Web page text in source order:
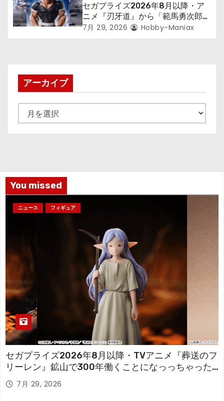
セガプライズ2026年8月以降・ア
ニメ『刃牙道』から「範馬勇次郎」
が登場ッッ!!
7月 29, 2026 Hobby-Maniax
アーカイブ
ー
You missed
ニュース フィギュア
セガプライズ2026年8月以降・TVアニメ『葬送のフ
リーレン』鉱山で300年働くことになっっちゃった
「フリーレン」を立体化！
7月 29, 2026